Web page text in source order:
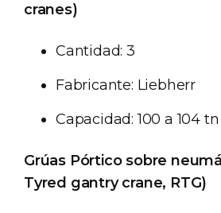
cranes)
Cantidad: 3
Fabricante: Liebherr
Capacidad: 100 a 104 tn
Grúas Pórtico sobre
Tyred gantry crane, RTG)